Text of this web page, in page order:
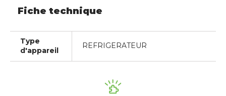
Fiche technique
Type
d'appareil
REFRIGERATEUR